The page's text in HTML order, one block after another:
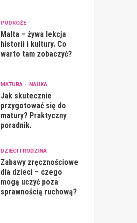
PODRÓŻE
Malta – żywa lekcja
historii i kultury. Co
warto tam zobaczyć?
MATURA NAUKA
Jak skutecznie
przygotować się do
matury? Praktyczny
poradnik.
DZIECI I RODZINA
Zabawy zręcznościowe
dla dzieci – czego
mogą uczyć poza
sprawnością ruchową?